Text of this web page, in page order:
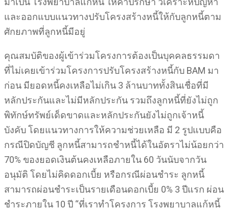
และออกแบบแนวทางปรับโครงสร้างหนี้ให้กับลูกหนี้ตาม
ศักยภาพที่ลูกหนี้มีอยู่
คุณสมบัติของผู้เข้าร่วมโครงการต้องเป็นบุคคลธรรมดา
ที่ไม่เคยเข้าร่วมโครงการปรับโครงสร้างหนี้กับ BAM มา
ก่อน มียอดหนี้คงเหลือไม่เกิน 3 ล้านบาททั้งสินเชื่อที่มี
หลักประกันและไม่มีหลักประกัน รวมถึงลูกหนี้ที่ยังไม่ถูก
พิทักษ์ทรัพย์เด็ดขาดและหลักประกันยังไม่ถูกเจ้าหนี้
บังคับ โดยแนวทางการให้ความช่วยเหลือ มี 2 รูปแบบคือ
กรณีปิดบัญชี ลูกหนี้สามารถชำหนี้ได้ในอัตราไม่น้อยกว่า
70% ของยอดเงินต้นคงเหลือภายใน 60 วันนับจากวัน
อนุมัติ โดยไม่คิดดอกเบี้ย หรือกรณีผ่อนชำระ ลูกหนี้
สามารถผ่อนชำระเป็นรายเดือนดอกเบี้ย 0% 3 ปีแรก ผ่อน
ชำระภายใน 10 ปี “ที่เราทำโครงการ โรงพยาบาลแก้หนี้